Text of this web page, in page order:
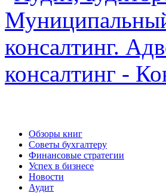
Обзоры книг
Советы бухгалтеру
Финансовые стратегии
Успех в бизнесе
Новости
Аудит